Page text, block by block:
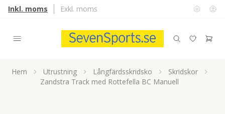
Inkl. moms Exkl. moms
Hem Utrustning Långfärdsskridsko
Skridskor
Zandstra Track med Rottefella BC Manuell